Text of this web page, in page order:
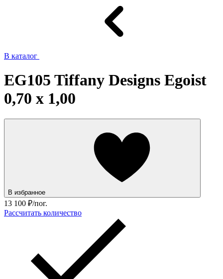
В каталог
EG105 Tiffany Designs Egoist
0,70 x 1,00
В избранное
13 100 ₽/пог.
Рассчитать количество